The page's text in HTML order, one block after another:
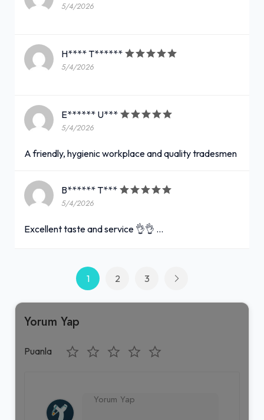
5/4/2026
H**** T******
5/4/2026
E****** U***
5/4/2026
A friendly, hygienic workplace and quality tradesmen
B****** T***
5/4/2026
Excellent taste and service 👌👌 …
1 2 3
Yorum Yap
Puanla